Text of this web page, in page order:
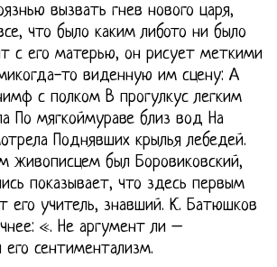
вызвать гнев нового царя,
что было каким либото ни было
с его матерью, он рисует меткими
то виденную им сцену: А
с полком В прогулкус легким
По мягкоймураве близ вод На
Поднявших крылья лебедей.
живописцем был Боровиковский,
показывает, что здесь первым
его учитель, знавший. К. Батюшков
«. Не аргумент ли –
его сентиментализм.